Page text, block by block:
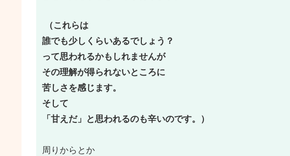
（これらは
誰でも少しくらいあるでしょう？
って思われるかもしれませんが
その理解が得られないところに
苦しさを感じます。
そして
「甘えだ」と思われるのも辛いのです。）
周りからとか